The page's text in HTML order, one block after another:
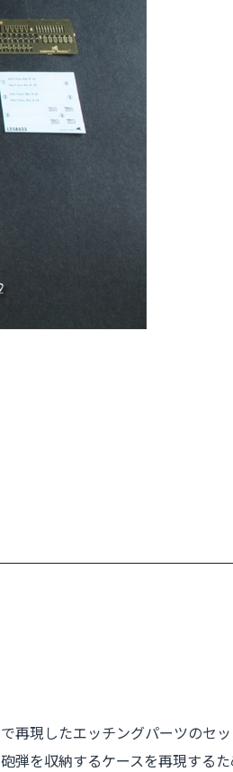
現したエッチングパーツのセッ
を収納するケースを再現する